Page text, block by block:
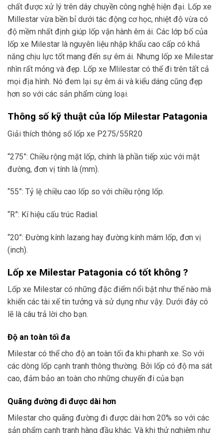
chất được xử lý trên dây chuyền công nghệ hiện đại. Lốp xe
Millestar vừa bền bỉ dưới tác động cơ học, nhiệt độ vừa có
độ mềm nhất định giúp lốp vận hành êm ái. Các lớp bố của
lốp xe Milestar là nguyên liệu nhập khẩu cao cấp có khả
năng chịu lực tốt mang đến sự êm ái. Nhưng lốp xe Milestar
nhìn rất mỏng và đẹp. Lốp xe Mlilestar có thể đi trên tất cả
mọi địa hình. Nó đem lại sự êm ái và kiểu dáng cũng đẹp
hơn so với các sản phẩm cùng loại.
Thông số kỹ thuật của lốp Milestar Patagonia
Giải thích thông số lốp xe P275/55R20
“275”: Chiều rộng mặt lốp, chính là phần tiếp xúc với mặt
đường, đơn vị tính là (mm).
“55”: Tỷ lệ chiều cao lốp so với chiều rộng lốp.
“R”: Kí hiệu cấu trúc Radial.
“20”: Đường kính lazang hay đường kính mâm lốp, đơn vị
(inch).
Lốp xe Milestar Patagonia có tốt không ?
Lốp xe Milestar có những đặc điểm nổi bật như thế nào mà
khiến các tài xế tin tưởng và sử dụng như vậy. Dưới đây có
lẽ là câu trả lời cho bạn.
Độ an toàn tối đa
Milestar có thể cho độ an toàn tối đa khi phanh xe. So với
các dòng lốp cạnh tranh thông thường. Bởi lốp có độ ma sát
cao, đảm bảo an toàn cho những chuyến đi của bạn
Quãng đường đi được dài hơn
Milestar cho quãng đường đi được dài hơn 20% so với các
sản phẩm cạnh tranh hàng đầu khác. Và khi thử nghiệm như